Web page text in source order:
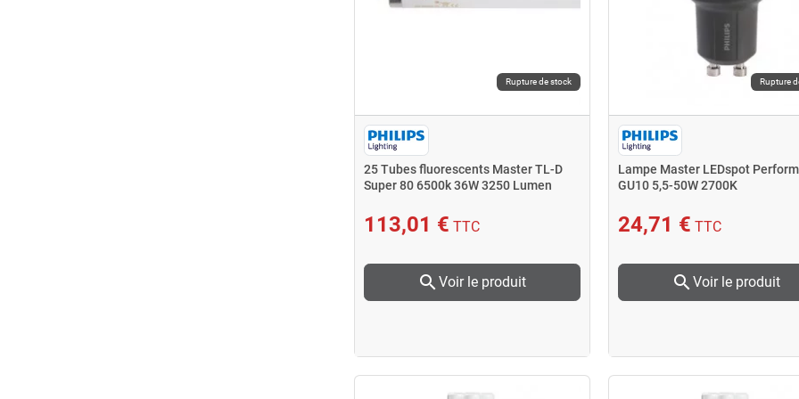
Rupture de stock
25 Tubes fluorescents Master TL-D
Super 80 6500k 36W 3250 Lumen
113,01 € TTC
searchVoir le produit
Rupture
Lampe Master LEDspot
GU10 5,5-50W 2700K
24,71 € TTC
searchVoir le produit